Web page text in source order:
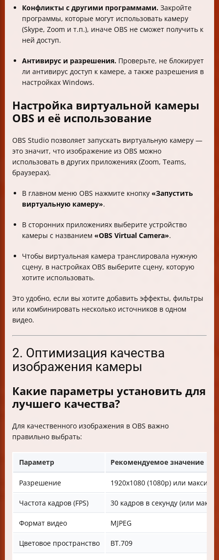
Конфликты с другими программами. Закройте
программы, которые могут использовать камеру
(Skype, Zoom и т.п.), иначе OBS не сможет получить к
ней доступ.
Антивирус и разрешения. Проверьте, не блокирует
ли антивирус доступ к камере, а также разрешения в
настройках Windows.
Настройка виртуальной камеры
OBS и её использование
OBS Studio позволяет запускать виртуальную камеру —
это значит, что изображение из OBS можно
использовать в других приложениях (Zoom, Teams,
браузерах).
В главном меню OBS нажмите кнопку «Запустить
виртуальную камеру».
В сторонних приложениях выберите устройство
камеры с названием «OBS Virtual Camera».
Чтобы виртуальная камера транслировала нужную
сцену, в настройках OBS выберите сцену, которую
хотите использовать.
Это удобно, если вы хотите добавить эффекты, фильтры
или комбинировать несколько источников в одном
видео.
2. Оптимизация качества
изображения камеры
Какие параметры установить для
лучшего качества?
Для качественного изображения в OBS важно
правильно выбрать:
Параметр Рекомендуемое значение
Разрешение 1920x1080 (1080p) или
Частота кадров (FPS) 30 кадров в секунду (или
Формат видео MJPEG
Цветовое пространство BT.709